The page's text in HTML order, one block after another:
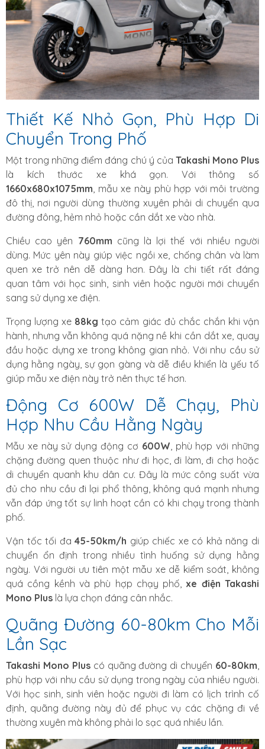
Thiết Kế Nhỏ Gọn, Phù Hợp Di
Chuyển Trong Phố
Một trong những điểm đáng chú ý của Takashi Mono Plus
là kích thước xe khá gọn. Với thông số
1660x680x1075mm, mẫu xe này phù hợp với môi trường
đô thị, nơi người dùng thường xuyên phải di chuyển qua
đường đông, hẻm nhỏ hoặc cần dắt xe vào nhà.
Chiều cao yên 760mm cũng là lợi thế với nhiều người
dùng. Mức yên này giúp việc ngồi xe, chống chân và làm
quen xe trở nên dễ dàng hơn. Đây là chi tiết rất đáng
quan tâm với học sinh, sinh viên hoặc người mới chuyển
sang sử dụng xe điện.
Trọng lượng xe 88kg tạo cảm giác đủ chắc chắn khi vận
hành, nhưng vẫn không quá nặng nề khi cần dắt xe, quay
đầu hoặc dựng xe trong không gian nhỏ. Với nhu cầu sử
dụng hằng ngày, sự gọn gàng và dễ điều khiển là yếu tố
giúp mẫu xe điện này trở nên thực tế hơn.
Động Cơ 600W Dễ Chạy, Phù
Hợp Nhu Cầu Hằng Ngày
Mẫu xe này sử dụng động cơ 600W, phù hợp với những
chặng đường quen thuộc như đi học, đi làm, đi chợ hoặc
di chuyển quanh khu dân cư. Đây là mức công suất vừa
đủ cho nhu cầu đi lại phổ thông, không quá mạnh nhưng
vẫn đáp ứng tốt sự linh hoạt cần có khi chạy trong thành
phố.
Vận tốc tối đa45-50km/h giúp chiếc xe có khả năng di
chuyển ổn định trong nhiều tình huống sử dụng hằng
ngày. Với người ưu tiên một mẫu xe dễ kiểm soát, không
quá cồng kềnh và phù hợp chạy phố, xe điện Takashi
Mono Plus là lựa chọn đáng cân nhắc.
Quãng Đường 60-80km Cho Mỗi
Lần Sạc
Takashi Mono Pluscó quãng đường di chuyển 60-80km,
phù hợp với nhu cầu sử dụng trong ngày của nhiều người.
Với học sinh, sinh viên hoặc người đi làm có lịch trình cố
định, quãng đường này đủ để phục vụ các chặng đi về
thường xuyên mà không phải lo sạc quá nhiều lần.